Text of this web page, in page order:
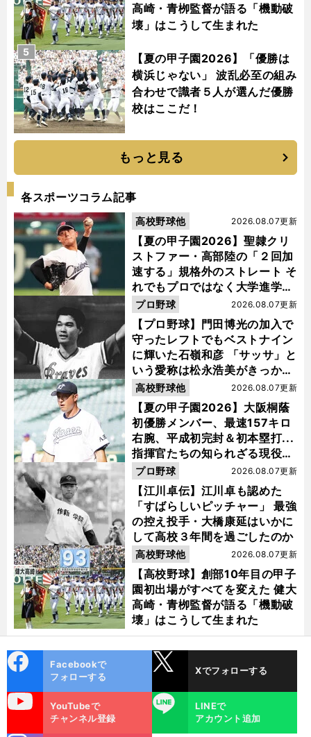
高崎・青栁監督が語る「機動破
壊」はこうして生まれた
【夏の甲子園2026】「優勝は
横浜じゃない」 波乱必至の組み
合わせで識者５人が選んだ優勝
校はここだ！
5
もっと見る
各スポーツコラム記事
【夏の甲子園2026】聖隷クリ
ストファー・高部陸の「２回加
速する」規格外のストレート そ
れでもプロではなく大学進学を
選ぶ理由
2026.08.07更新
高校野球他
【プロ野球】門田博光の加入で
守ったレフトでもベストナイン
に輝いた石嶺和彦 「サッサ」と
いう愛称は松永浩美がきっか
け？
2026.08.07更新
プロ野球
【夏の甲子園2026】大阪桐蔭
初優勝メンバー、最速157キロ
右腕、平成初完封＆初本塁打...
指揮官たちの知られざる現役時
代
2026.08.07更新
高校野球他
【江川卓伝】江川卓も認めた
「すばらしいピッチャー」 最強
の控え投手・大橋康延はいかに
して高校３年間を過ごしたのか
2026.08.07更新
プロ野球
【高校野球】創部10年目の甲子
園初出場がすべてを変えた 健大
高崎・青栁監督が語る「機動破
壊」はこうして生まれた
2026.08.07更新
高校野球他
ok
Facebookで
フォローする
Xでフォローする
YouTubeで
チャンネル登録
LINE
LINEで
アカウント追加